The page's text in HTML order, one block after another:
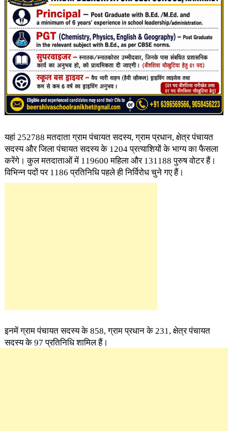
यहां 252788 मतदाता ग्राम पंचायत सदस्य, ग्राम प्रधान, क्षेत्र पंचायत
सदस्य और जिला पंचायत सदस्य के 1204 प्रत्याशियों के भाग्य का फैसला
करेंगे। कुल मतदाताओं में 119600 महिला और 131188 पुरुष वोटर हैं।
विभिन्न पदों पर 1186 प्रतिनिधि पहले ही निर्विरोध चुने गए हैं।
इनमें ग्राम पंचायत सदस्य के 858, ग्राम प्रधान के 231, क्षेत्र पंचायत
सदस्य के 97 प्रतिनिधि शामिल हैं।